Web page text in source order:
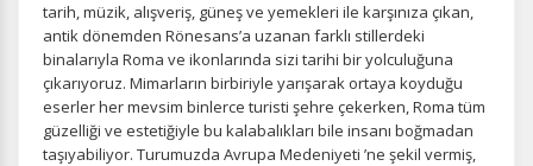
İstatistik Çerezleri
Ziyaretçilerin siteyi nasıl kullandığını anonim olarak
ölçeriz. Hangi sayfaların popüler olduğunu ve
kullanıcıların nerede zorluk yaşadığını anlamamıza
yardımcı olur.
tarih, müzik, alışveriş, güneş ve yemekleri ile karşınıza çıkan,
antik dönemden Rönesans’a uzanan farklı stillerdeki
binalarıyla Roma ve ikonlarında sizi tarihi bir yolculuğuna
çıkarıyoruz. Mimarların birbiriyle yarışarak ortaya koyduğu
eserler her mevsim binlerce turisti şehre çekerken, Roma tüm
güzelliği ve estetiğiyle bu kalabalıkları bile insanı boğmadan
taşıyabiliyor. Turumuzda Avrupa Medeniyeti ’ne şekil vermiş,